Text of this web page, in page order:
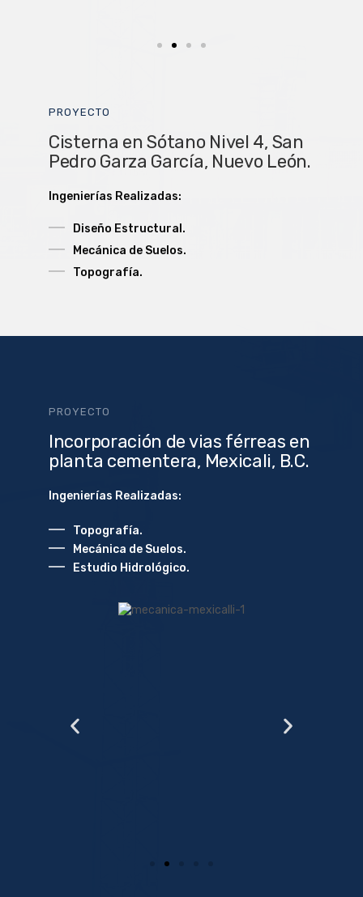
PROYECTO
Cisterna en Sótano Nivel 4, San
Pedro Garza García, Nuevo León.
Ingenierías Realizadas:
Diseño Estructural.
Mecánica de Suelos.
Topografía.
PROYECTO
Incorporación de vias férreas en
planta cementera, Mexicali, B.C.
Ingenierías Realizadas:
Topografía.
Mecánica de Suelos.
Estudio Hidrológico.